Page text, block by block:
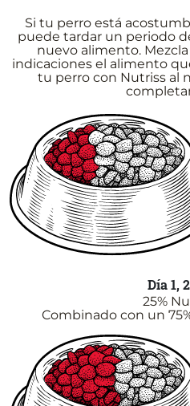
Si tu perro está
puede tardar un periodo
nuevo alimento.
indicaciones el alimento
tu perro con Nutriss al
Día 1,
25%
Combinado con un